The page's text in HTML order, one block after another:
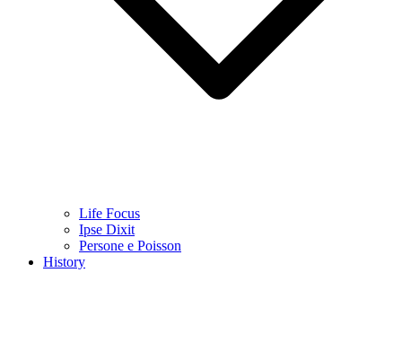
Life Focus
Ipse Dixit
Persone e Poisson
History